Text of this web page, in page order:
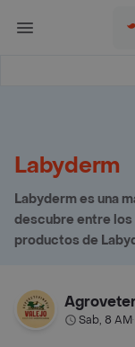
Labyderm
Labyderm es una
descubre entre
productos de
Sab, 8 AM•